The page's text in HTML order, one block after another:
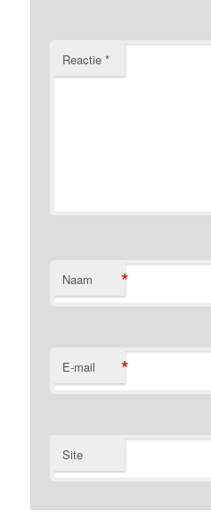
Reactie*
Naam *
E-mail *
Site